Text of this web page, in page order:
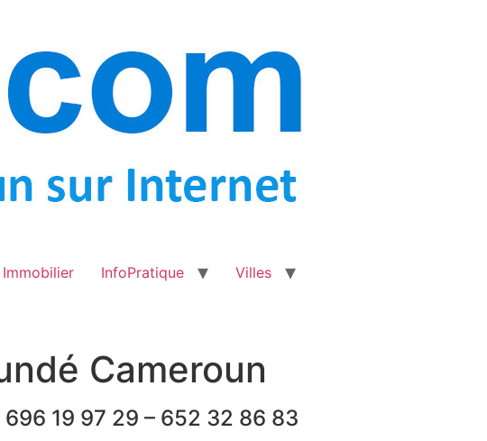
Immobilier InfoPratique
Villes
Cameroun
19 97 29 – 652 32 86 83